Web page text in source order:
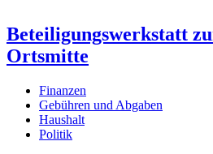
Beteiligungswerkstatt
Ortsmitte
Finanzen
Gebühren und Abgaben
Haushalt
Politik